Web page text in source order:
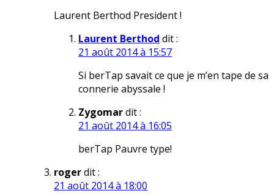
Laurent Berthod President !
Laurent Berthod dit :
21 août 2014 à 15:57
Si berTap savait ce que je m’en tape de sa
connerie abyssale !
Zygomardit :
21 août 2014 à 16:05
berTap Pauvre type!
rogerdit :
21 août 2014 à 18:00